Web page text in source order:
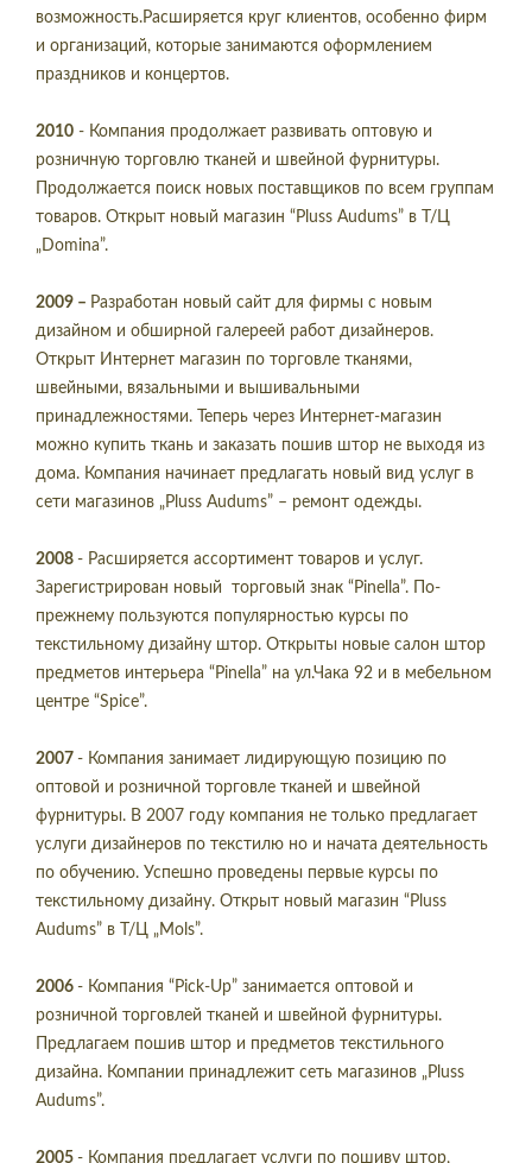
возможность.Расширяется круг клиентов, особенно фирм
и организаций, которые занимаются оформлением
праздников и концертов.
2010 - Компания продолжает развивать оптовую и
розничную торговлю тканей и швейной фурнитуры.
Продолжается поиск новых поставщиков по всем группам
товаров. Открыт новый магазин “Pluss Audums” в Т/Ц
„Domina”.
2009 – Разработан новый сайт для фирмы с новым
дизайном и обширной галереей работ дизайнеров.
Открыт Интернет магазин по торговле тканями,
швейными, вязальными и вышивальными
принадлежностями. Теперь через Интернет-магазин
можно купить ткань и заказать пошив штор не выходя из
дома. Компания начинает предлагать новый вид услуг в
сети магазинов „Pluss Audums” – ремонт одежды.
2008 - Расширяется ассортимент товаров и услуг.
Зарегистрирован новый торговый знак “Pinella”. По-
прежнему пользуются популярностью курсы по
текстильному дизайну штор. Открыты новые салон штор
предметов интерьера “Pinella” на ул.Чака 92 и в мебельном
центре “Spice”.
2007 - Компания занимает лидирующую позицию по
оптовой и розничной торговле тканей и швейной
фурнитуры. В 2007 году компания не только предлагает
услуги дизайнеров по текстилю но и начата деятельность
по обучению. Успешно проведены первые курсы по
текстильному дизайну. Открыт новый магазин “Pluss
Audums” в Т/Ц „Mols”.
2006 - Компания “Pick-Up” занимается оптовой и
розничной торговлей тканей и швейной фурнитуры.
Предлагаем пошив штор и предметов текстильного
дизайна. Компании принадлежит сеть магазинов „Pluss
Audums”.
2005 - Компания предлагает услуги по пошиву штор,